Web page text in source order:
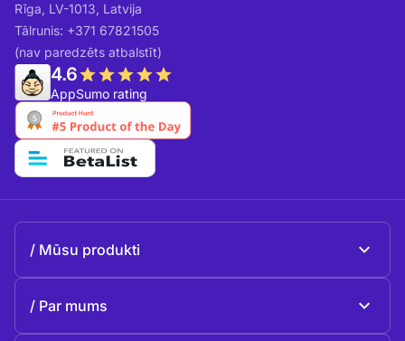
Rīga, LV-1013, Latvija
Tālrunis: +371 67821505
(nav paredzēts atbalstīt)
4.6
AppSumo rating
Mūsu produkti
Par mums